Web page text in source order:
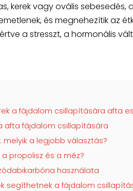
kerek vagy ovális sebesedés,
és megnehezítik az
a stresszt, a hormonális
a fájdalom csillapítására afta
afta fájdalom csillapítására
a legjobb választás?
propolisz és a méz?
használata
segíthetnek a fájdalom